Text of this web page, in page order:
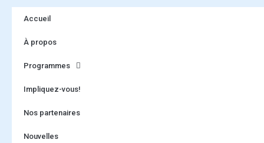
Accueil
À propos
Programmes
Impliquez-vous!
Nos partenaires
Nouvelles